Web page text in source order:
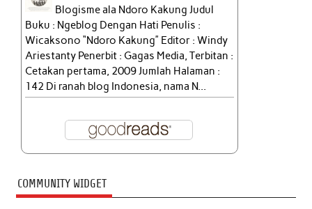
Blogisme ala Ndoro Kakung Judul
Buku : Ngeblog Dengan Hati Penulis :
Wicaksono “Ndoro Kakung” Editor : Windy
Ariestanty Penerbit : Gagas Media, Terbitan :
Cetakan pertama, 2009 Jumlah Halaman :
142 Di ranah blog Indonesia, nama N...
COMMUNITY WIDGET